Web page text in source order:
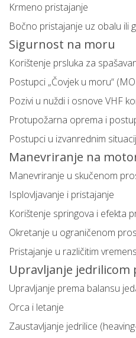
Krmeno pristajanje
Bočno pristajanje uz obalu ili
Sigurnost na moru
Korištenje prsluka za
Postupci „Čovjek u moru“
Pozivi u nuždi i osnove VHF
Protupožarna oprema i
Postupci u izvanrednim
Manevriranje na
Manevriranje u skučenom
Isplovljavanje i pristajanje
Korištenje springova i efekta
Okretanje u ograničenom
Pristajanje u različitim
Upravljanje jedrilicom
Upravljanje prema balansu
Orca i letanje
Zaustavljanje jedrilice